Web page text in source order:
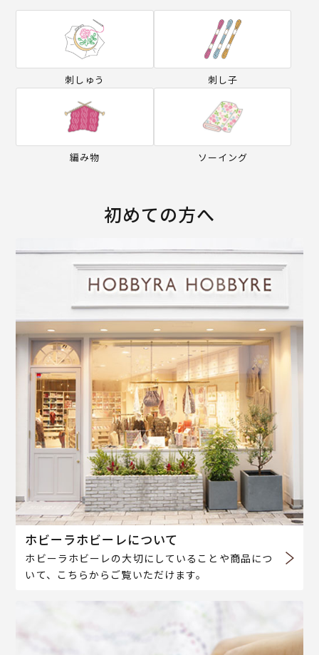
刺しゅう 刺し子
編み物 ソーイング
初めての方へ
ホビーラホビーレについて
ホビーラホビーレの大切にしていることや商品につ
いて、こちらからご覧いただけます。